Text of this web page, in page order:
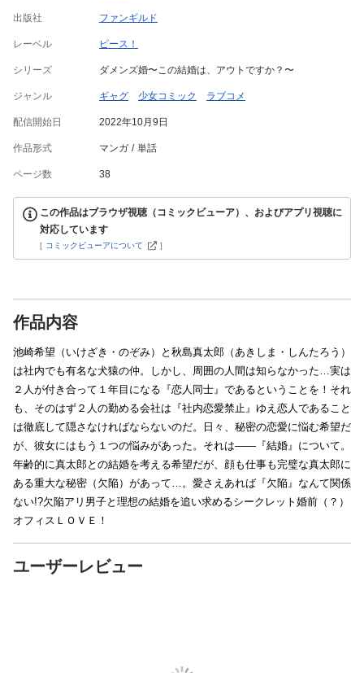
出版社 ファンギルド
レーベル ピース！
シリーズ ダメンズ婚〜この結婚は、アウトですか？〜
ジャンル ギャグ 少女コミック ラブコメ
配信開始日 2022年10月9日
作品形式 マンガ 単話
ページ数 38
この作品はブラウザ視聴（コミックビューア）、およびアプリ視聴に
対応しています
[ コミックビューアについて ]
作品内容
池崎希望（いけざき・のぞみ）と秋島真太郎（あきしま・しんたろう）
は社内でも有名な犬猿の仲。しかし、周囲の人間は知らなかった…実は
２人が付き合って１年目になる『恋人同士』であるということを！それ
も、そのはず２人の勤める会社は『社内恋愛禁止』ゆえ恋人であること
は徹底して隠さなければならないのだ。日々、秘密の恋愛に悩む希望だ
が、彼女にはもう１つの悩みがあった。それは――『結婚』について。
年齢的に真太郎との結婚を考える希望だが、顔も仕事も完璧な真太郎に
ある重大な秘密（欠陥）があって…。愛さえあれば『欠陥』なんて関係
ない!?欠陥アリ男子と理想の結婚を追い求めるシークレット婚前（？）
オフィスＬＯＶＥ！
ユーザーレビュー